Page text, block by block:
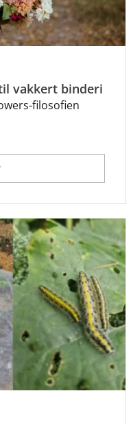
vakkert binderi
filosofien